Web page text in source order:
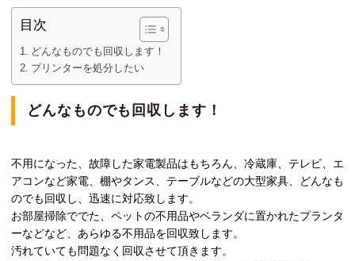
目次
どんなものでも回収します！
プリンターを処分したい
どんなものでも回収します！
不用になった、故障した家電製品はもちろん、冷蔵庫、テレビ、エ
アコンなど家電、棚やタンス、テーブルなどの大型家具、どんなも
のでも回収し、迅速に対応致します。
お部屋掃除ででた、ペットの不用品やベランダに置かれたプランタ
ーなどなど、あらゆる不用品を回収致します。
汚れていても問題なく回収させて頂きます。